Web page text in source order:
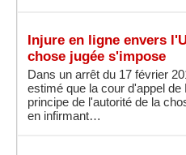
Injure en ligne envers
chose jugée s'impose
Dans un arrêt du 17 février
estimé que la cour d'appel
principe de l'autorité de la
en infirmant…